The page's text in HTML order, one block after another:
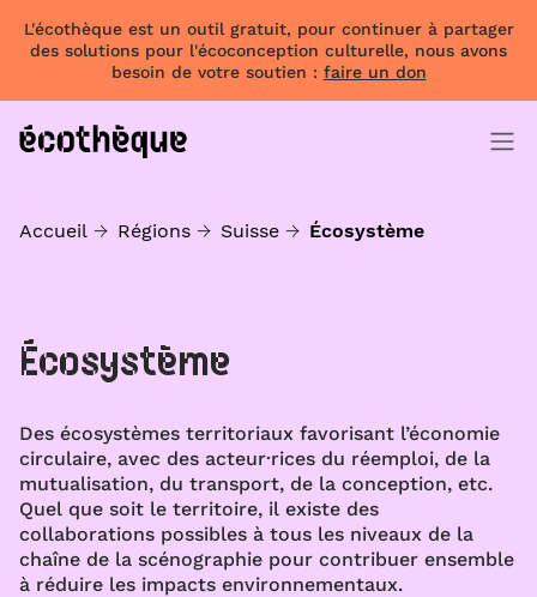
L'écothèque est un outil gratuit, pour continuer à partager
des solutions pour l'écoconception culturelle, nous avons
besoin de votre soutien : faire un don
Accueil Régions Suisse Écosystème
Écosystème
Des écosystèmes territoriaux favorisant l’économie
circulaire, avec des acteur·rices du réemploi, de la
mutualisation, du transport, de la conception, etc.
Quel que soit le territoire, il existe des
collaborations possibles à tous les niveaux de la
chaîne de la scénographie pour contribuer ensemble
à réduire les impacts environnementaux.